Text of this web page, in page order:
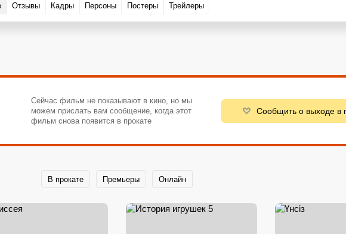
Отзывы Кадры Персоны Постеры Трейлеры
Сейчас фильм не показывают в кино, но мы
можем прислать вам сообщение, когда этот
фильм снова появится в прокате
Сообщить о выходе в
В прокате Премьеры Онлайн